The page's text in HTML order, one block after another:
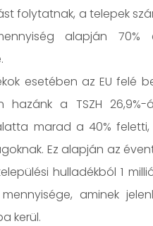
folytatnak, a telepek
alapján 70%
esetében az EU felé
hazánk a TSZH
marad a 40% feletti,
Ez alapján az
hulladékból 1
aminek
kerül.